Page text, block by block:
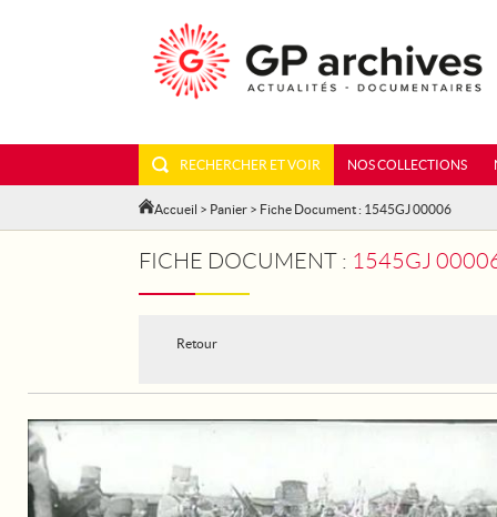
RECHERCHER ET VOIR NOS COLLECTIONS
Accueil > Panier > Fiche Document : 1545GJ 00006
FICHE DOCUMENT : 1545GJ
Retour